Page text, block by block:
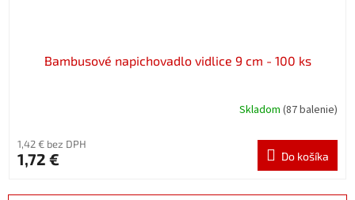
Bambusové napichovadlo vidlice 9 cm - 100 ks
Skladom (87 balenie)
1,42 € bez DPH
1,72 € Do košíka